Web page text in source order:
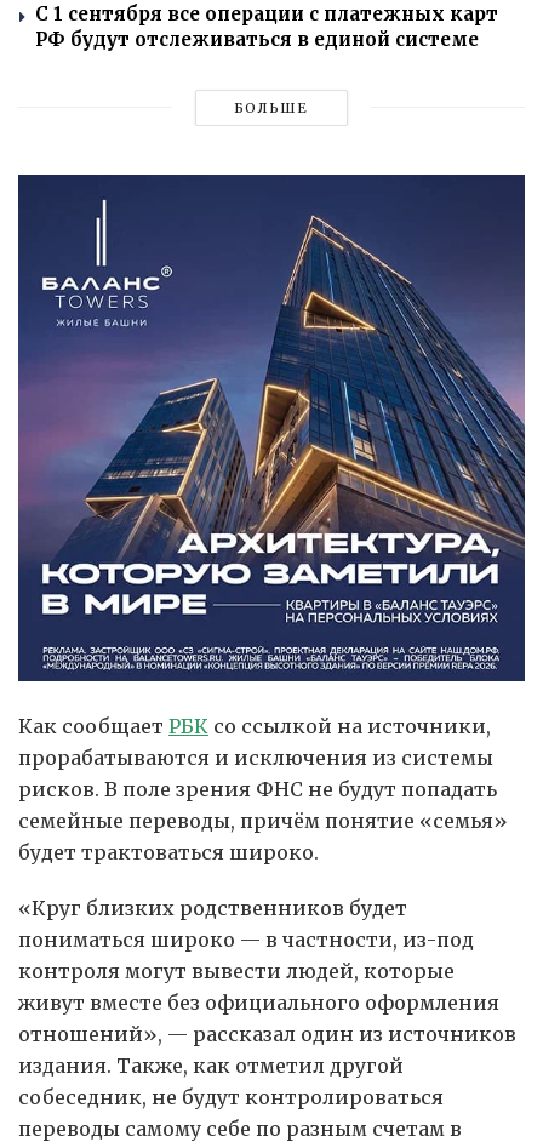
С 1 сентября все операции с платежных карт
РФ будут отслеживаться в единой системе
БОЛЬШЕ
Как сообщает РБК со ссылкой на источники,
прорабатываются и исключения из системы
рисков. В поле зрения ФНС не будут попадать
семейные переводы, причём понятие «семья»
будет трактоваться широко.
«Круг близких родственников будет
пониматься широко — в частности, из-под
контроля могут вывести людей, которые
живут вместе без официального оформления
отношений», — рассказал один из источников
издания. Также, как отметил другой
собеседник, не будут контролироваться
переводы самому себе по разным счетам в